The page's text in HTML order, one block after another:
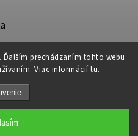
prechádzaním tohto webu
Viac informácií tu.